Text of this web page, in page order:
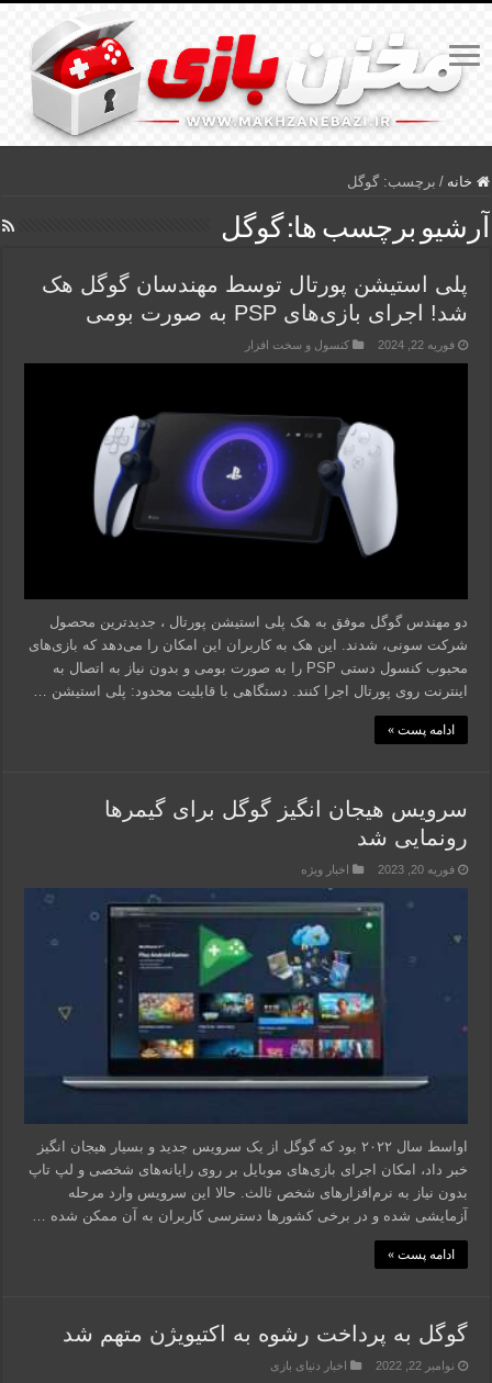
خانه / برچسب:گوگل
آرشیو برچسب ها: گوگل
پلی استیشن پورتال توسط مهندسان گوگل هک
شد! اجرای بازی‌های PSP به صورت بومی
فوریه 22, 2024 کنسول و سخت افزار
دو مهندس گوگل موفق به هک پلی استیشن پورتال ، جدیدترین محصول
شرکت سونی، شدند. این هک به کاربران این امکان را می‌دهد که بازی‌های
محبوب کنسول دستی PSP را به صورت بومی و بدون نیاز به اتصال به
اینترنت روی پورتال اجرا کنند. دستگاهی با قابلیت محدود: پلی استیشن …
ادامه پست »
سرویس هیجان انگیز گوگل برای گیمرها
رونمایی شد
فوریه 20, 2023 اخبار ویژه
اواسط سال ۲۰۲۲ بود که گوگل از یک سرویس جدید و بسیار هیجان انگیز
خبر داد، امکان اجرای بازی‌های موبایل بر روی رایانه‌های شخصی و لپ تاپ
بدون نیاز به نرم‌افزارهای شخص ثالث. حالا این سرویس وارد مرحله
آزمایشی شده و در برخی کشورها دسترسی کاربران به آن ممکن شده …
ادامه پست »
گوگل به پرداخت رشوه به اکتیویژن متهم شد
نوامبر 22, 2022 اخبار دنیای بازی